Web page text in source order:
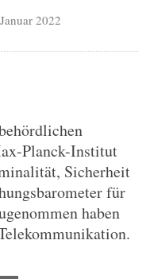
2022
Planck-Institut
Sicherheit
für
haben